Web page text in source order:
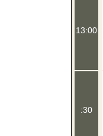
13:00
:30